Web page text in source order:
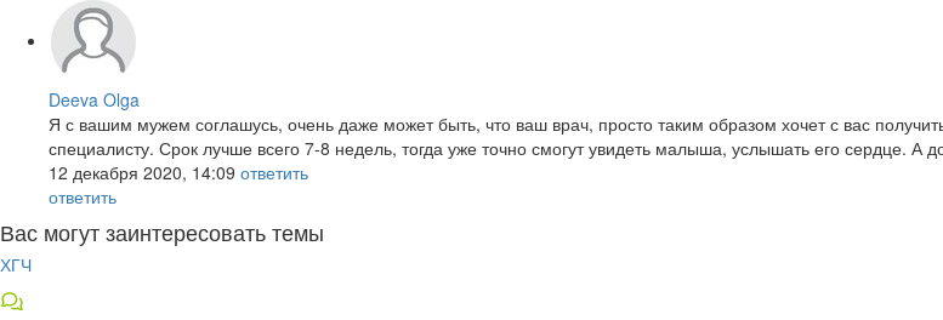
Deeva Olga
Я с вашим мужем соглашусь, очень даже может быть, что ваш врач, просто таким образом хочет с вас
специалисту. Срок лучше всего 7-8 недель, тогда уже точно смогут увидеть малыша, услышать его сердце. А
12 декабря 2020, 14:09 ответить
ответить
Вас могут заинтересовать темы
ХГЧ